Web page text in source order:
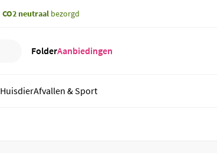
CO2 neutraal bezorgd
FolderAanbiedingen
HuisdierAfvallen & Sport